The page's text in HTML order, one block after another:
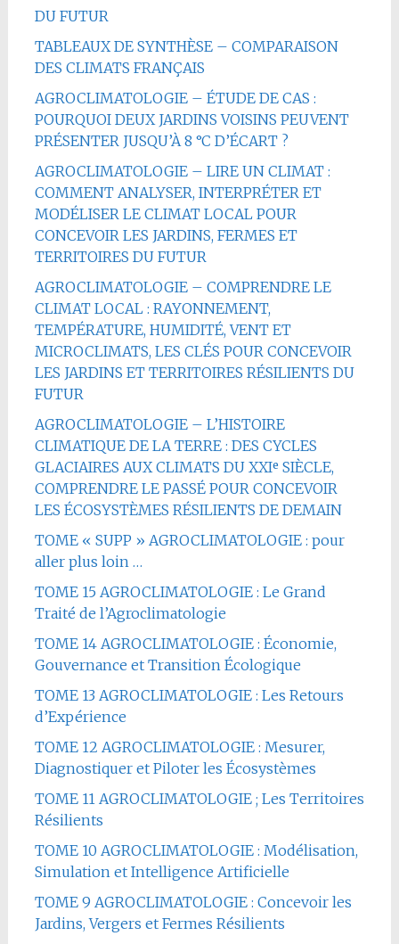
DU FUTUR
TABLEAUX DE SYNTHÈSE – COMPARAISON
DES CLIMATS FRANÇAIS
AGROCLIMATOLOGIE – ÉTUDE DE CAS :
POURQUOI DEUX JARDINS VOISINS PEUVENT
PRÉSENTER JUSQU’À 8 °C D’ÉCART ?
AGROCLIMATOLOGIE – LIRE UN CLIMAT :
COMMENT ANALYSER, INTERPRÉTER ET
MODÉLISER LE CLIMAT LOCAL POUR
CONCEVOIR LES JARDINS, FERMES ET
TERRITOIRES DU FUTUR
AGROCLIMATOLOGIE – COMPRENDRE LE
CLIMAT LOCAL : RAYONNEMENT,
TEMPÉRATURE, HUMIDITÉ, VENT ET
MICROCLIMATS, LES CLÉS POUR CONCEVOIR
LES JARDINS ET TERRITOIRES RÉSILIENTS DU
FUTUR
AGROCLIMATOLOGIE – L’HISTOIRE
CLIMATIQUE DE LA TERRE : DES CYCLES
GLACIAIRES AUX CLIMATS DU XXIᵉ SIÈCLE,
COMPRENDRE LE PASSÉ POUR CONCEVOIR
LES ÉCOSYSTÈMES RÉSILIENTS DE DEMAIN
TOME « SUPP » AGROCLIMATOLOGIE : pour
aller plus loin …
TOME 15 AGROCLIMATOLOGIE : Le Grand
Traité de l’Agroclimatologie
TOME 14 AGROCLIMATOLOGIE : Économie,
Gouvernance et Transition Écologique
TOME 13 AGROCLIMATOLOGIE : Les Retours
d’Expérience
TOME 12 AGROCLIMATOLOGIE : Mesurer,
Diagnostiquer et Piloter les Écosystèmes
TOME 11 AGROCLIMATOLOGIE ; Les Territoires
Résilients
TOME 10 AGROCLIMATOLOGIE : Modélisation,
Simulation et Intelligence Artificielle
TOME 9 AGROCLIMATOLOGIE : Concevoir les
Jardins, Vergers et Fermes Résilients